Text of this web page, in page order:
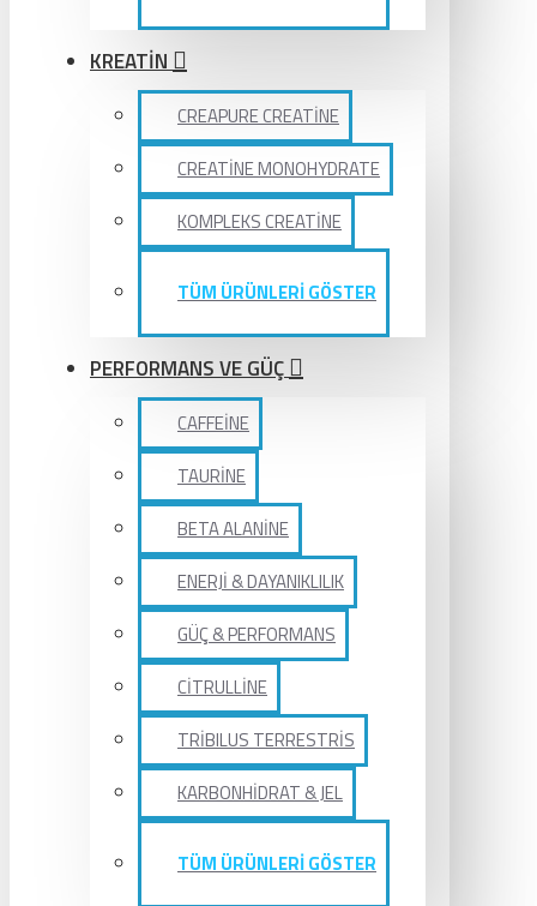
KREATİN
CREAPURE CREATİNE
CREATİNE MONOHYDRATE
KOMPLEKS CREATİNE
TÜM ÜRÜNLERİ GÖSTER
PERFORMANS VE GÜÇ
CAFFEİNE
TAURİNE
BETA ALANİNE
ENERJİ & DAYANIKLILIK
GÜÇ & PERFORMANS
CİTRULLİNE
TRİBILUS TERRESTRİS
KARBONHİDRAT & JEL
TÜM ÜRÜNLERİ GÖSTER